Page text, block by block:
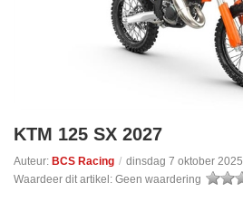
KTM 125 SX 2027
Auteur: BCS Racing / dinsdag 7 oktober 2025
Waardeer dit artikel: Geen waardering